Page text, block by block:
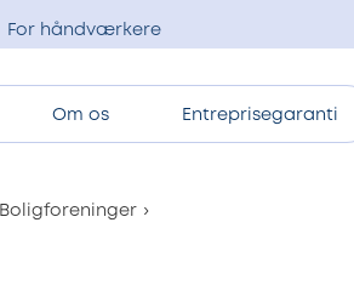
For håndværkere
Om os Entreprisegaranti
Boligforeninger ›